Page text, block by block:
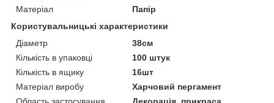
Матеріал
Папір
Користувальницькі характеристики
Діаметр
38см
Кількість в упаковці
100 штук
Кількість в ящику
16шт
Матеріал виробу
Харчовий пергамент
Область застосування
Декорація, прикраса